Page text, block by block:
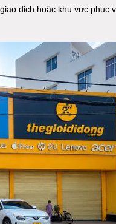
dịch hoặc khu vực phục